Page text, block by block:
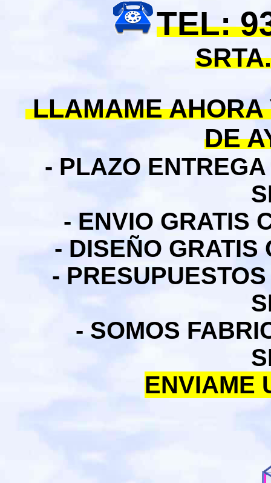
TEL:
LLAMAME AHORA
DE
- PLAZO
- ENVIO GRATIS
- DISEÑO GRATIS
-
- SOMOS
ENVIAME